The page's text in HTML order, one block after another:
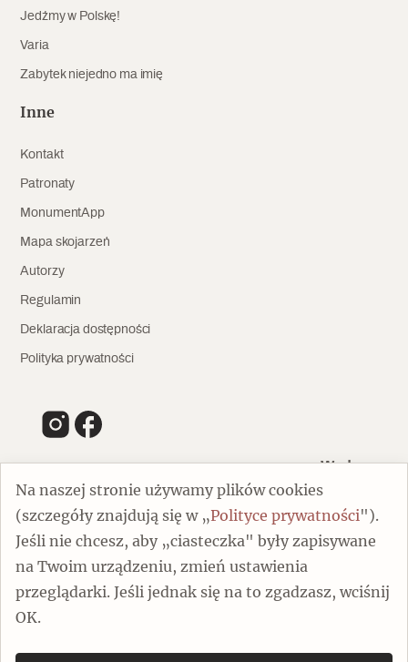
Na naszej stronie używamy plików cookies
(szczegóły znajdują się w „Polityce prywatności").
Jeśli nie chcesz, aby „ciasteczka" były zapisywane
na Twoim urządzeniu, zmień ustawienia
przeglądarki. Jeśli jednak się na to zgadzasz, wciśnij
OK.
Jedźmy w Polskę!
Varia
Zabytek niejedno ma imię
Inne
Kontakt
Patronaty
MonumentApp
Mapa skojarzeń
Autorzy
Regulamin
Deklaracja dostępności
Polityka prywatności
Wydawca
00-805 Warszawa
ul. Chmielna 132/134
Dofinansowano ze środków Ministra Kultury i Dziedzictwa
Narodowego